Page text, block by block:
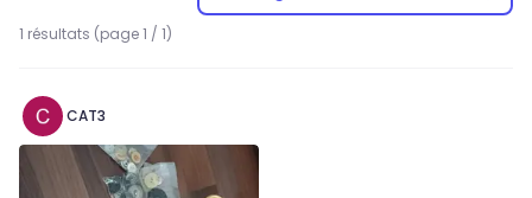
1 résultats (page 1 / 1)
CAT3